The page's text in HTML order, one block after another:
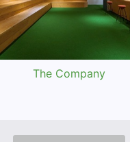
The Company